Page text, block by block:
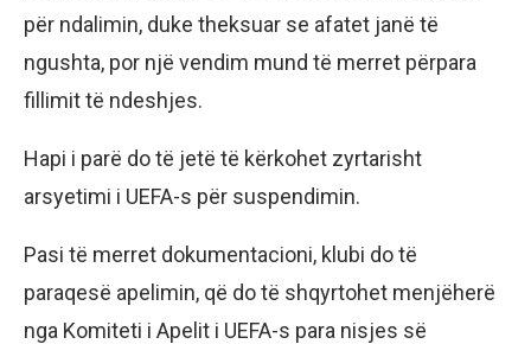
për ndalimin, duke theksuar se afatet janë të
ngushta, por një vendim mund të merret përpara
fillimit të ndeshjes.
Hapi i parë do të jetë të kërkohet zyrtarisht
arsyetimi i UEFA-s për suspendimin.
Pasi të merret dokumentacioni, klubi do të
paraqesë apelimin, që do të shqyrtohet menjëherë
nga Komiteti i Apelit i UEFA-s para nisjes së